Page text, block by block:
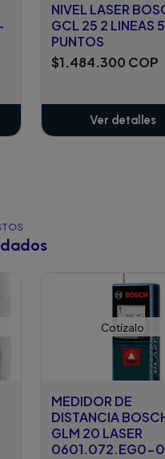
NIVEL LASER
GCL 25 2 LINEAS 5
PUNTOS
$1.484.300 COP
Ver detalles
Cotízalo
MEDIDOR DE
DISTANCIA
GLM 20 LASER
0601.072.EG0-